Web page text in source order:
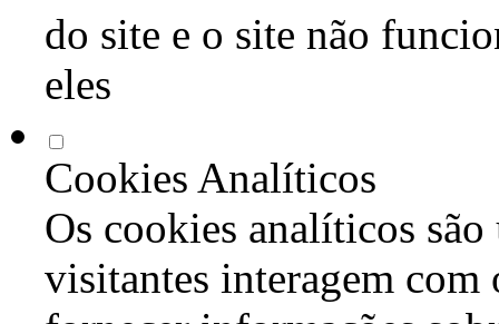
do site e o site não
eles
Cookies Analíticos
Os cookies analíticos são
visitantes interagem com